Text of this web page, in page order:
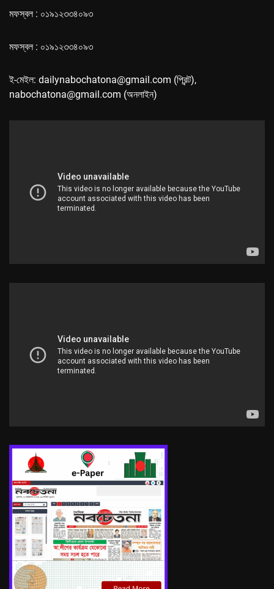
মফস্বল : ০১৯১২৩৩৪০৯৩
মফস্বল : ০১৯১২৩৩৪০৯৩
ই-মেইল: dailynabochatona@gmail.com (প্রিন্ট),
nabochatona@gmail.com (অনলাইন)